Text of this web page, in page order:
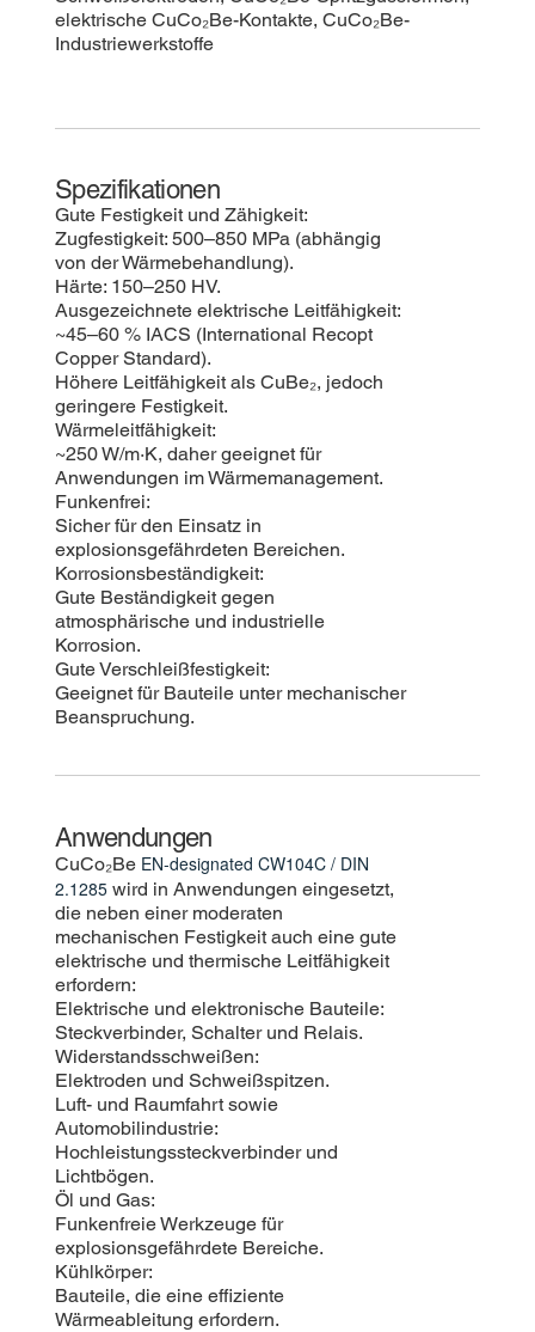
elektrische CuCo₂Be-Kontakte, CuCo₂Be-
Industriewerkstoffe
Spezifikationen
Gute Festigkeit und Zähigkeit:
Zugfestigkeit: 500–850 MPa (abhängig
von der Wärmebehandlung).
Härte: 150–250 HV.
Ausgezeichnete elektrische Leitfähigkeit:
~45–60 % IACS (International Recopt
Copper Standard).
Höhere Leitfähigkeit als CuBe₂, jedoch
geringere Festigkeit.
Wärmeleitfähigkeit:
~250 W/m·K, daher geeignet für
Anwendungen im Wärmemanagement.
Funkenfrei:
Sicher für den Einsatz in
explosionsgefährdeten Bereichen.
Korrosionsbeständigkeit:
Gute Beständigkeit gegen
atmosphärische und industrielle
Korrosion.
Gute Verschleißfestigkeit:
Geeignet für Bauteile unter mechanischer
Beanspruchung.
Anwendungen
CuCo₂Be EN‑designated CW104C / DIN
2.1285 wird in Anwendungen eingesetzt,
die neben einer moderaten
mechanischen Festigkeit auch eine gute
elektrische und thermische Leitfähigkeit
erfordern:
Elektrische und elektronische Bauteile:
Steckverbinder, Schalter und Relais.
Widerstandsschweißen:
Elektroden und Schweißspitzen.
Luft- und Raumfahrt sowie
Automobilindustrie:
Hochleistungssteckverbinder und
Lichtbögen.
Öl und Gas:
Funkenfreie Werkzeuge für
explosionsgefährdete Bereiche.
Kühlkörper:
Bauteile, die eine effiziente
Wärmeableitung erfordern.